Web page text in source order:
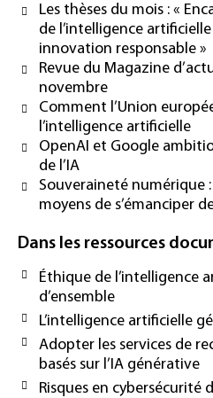
Les thèses du mois : «
de l’intelligence
innovation responsable »
Revue du Magazine
novembre
Comment l’Union
l’intelligence artificielle
OpenAI et Google
de l’IA
Souveraineté numérique
moyens de s’émanciper
Dans les ressources
Éthique de l’intelligence
d’ensemble
L’intelligence artificielle
Adopter les services de
basés sur l’IA générative
Risques en cybersécurité